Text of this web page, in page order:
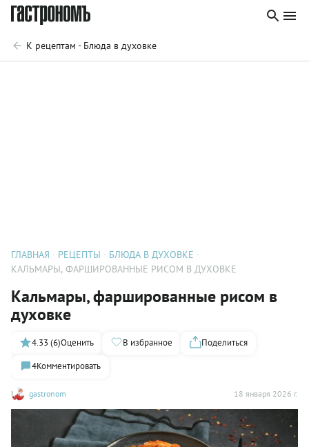
К рецептам - Блюда в духовке
ГЛАВНАЯ РЕЦЕПТЫ
БЛЮДА В ДУХОВКЕ
КАЛЬМАРЫ, ФАРШИРОВАННЫЕ РИСОМ В ДУХОВКЕ
Кальмары, фаршированные рисом в
духовке
gastronom 18 января 2026 г.
4.33 (6)Оценить В избранное
Поделиться
4Комментировать